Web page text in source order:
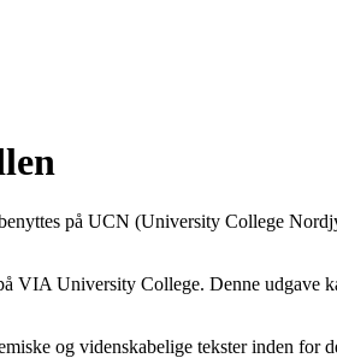
på UCN (University College
VIA University College. Denne
og videnskabelige tekster inden